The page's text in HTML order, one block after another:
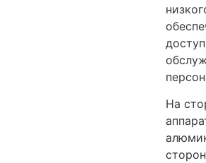
На